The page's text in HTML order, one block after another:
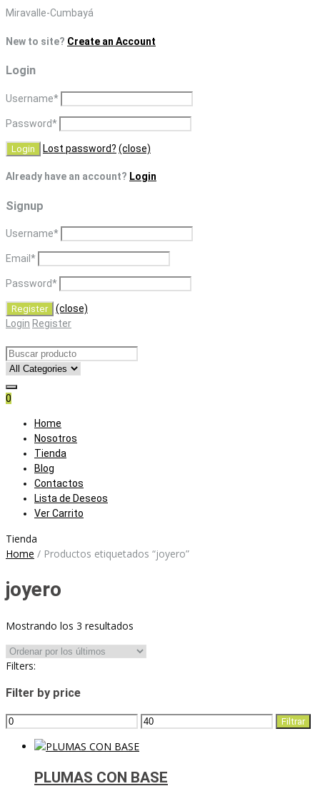
Skip
content
Miravalle-Cumbayá
New to site? Create an Account
Login
Username*
Password*
Lost password? (close)
Already have an account? Login
Signup
Username*
Email *
Password*
(close)
Login Register
0
Skip
content
Home
Nosotros
Tienda
Blog
Contactos
Lista de Deseos
Ver Carrito
Tienda
Home / Productos etiquetados “joyero”
joyero
Mostrando los 3 resultados
los
Filters:
Filter by price
Precio
Precio
Filtrar
PLUMAS CON BASE